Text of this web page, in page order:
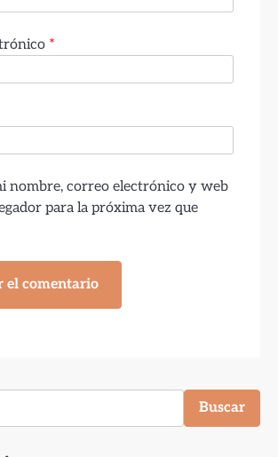
*
nombre, correo electrónico y web
para la próxima vez que
Buscar